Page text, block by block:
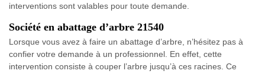
interventions sont valables pour toute demande.
Société en abattage d’arbre 21540
Lorsque vous avez à faire un abattage d’arbre, n’hésitez pas à
confier votre demande à un professionnel. En effet, cette
intervention consiste à couper l’arbre jusqu’à ces racines. Ce